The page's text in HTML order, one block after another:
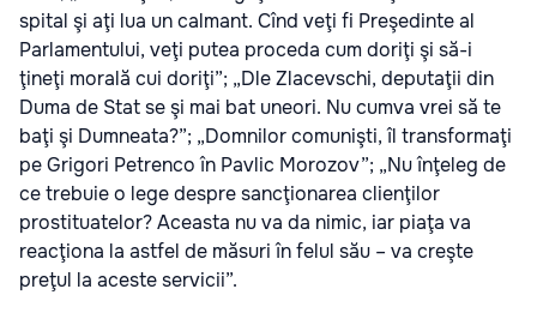
spital şi aţi lua un calmant. Cînd veţi fi Preşedinte al
Parlamentului, veţi putea proceda cum doriţi şi să-i
ţineţi morală cui doriţi”; „Dle Zlacevschi, deputaţii din
Duma de Stat se şi mai bat uneori. Nu cumva vrei să te
baţi şi Dumneata?”; „Domnilor comunişti, îl transformaţi
pe Grigori Petrenco în Pavlic Morozov”; „Nu înţeleg de
ce trebuie o lege despre sancţionarea clienţilor
prostituatelor? Aceasta nu va da nimic, iar piaţa va
reacţiona la astfel de măsuri în felul său – va creşte
preţul la aceste servicii”.